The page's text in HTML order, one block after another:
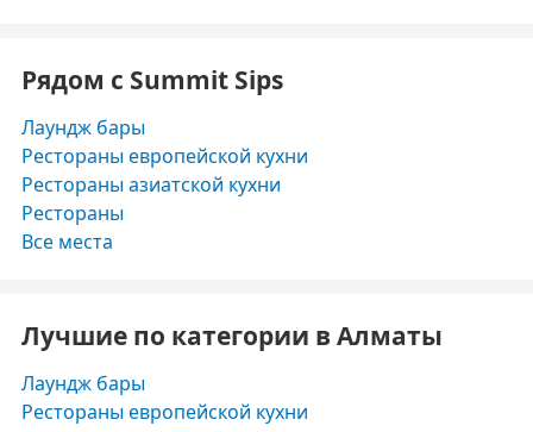
Рядом с Summit Sips
Лаундж бары
Рестораны европейской кухни
Рестораны азиатской кухни
Рестораны
Все места
Лучшие по категории в Алматы
Лаундж бары
Рестораны европейской кухни